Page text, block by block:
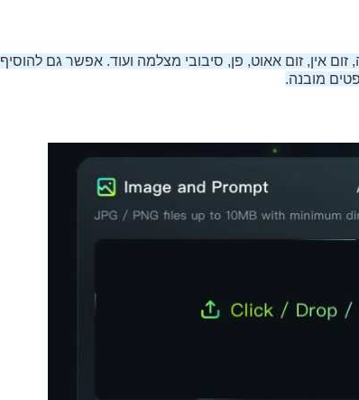
אין, זום אאוט, פן, סיבובי מצלמה ועוד. אפשר גם להוסיף
מובנה.